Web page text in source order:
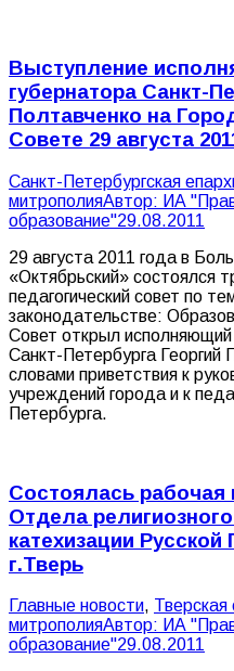
Выступление
губернатора Санкт-
Полтавченко на
Совете 29 августа
Санкт-Петербургская
митрополияАвтор: ИА
образование"29.08.2011
29 августа 2011 года в
«Октябрьский» состоялся
педагогический совет по
законодательстве:
Совет открыл исполняющий
Санкт-Петербурга Георгий
словами приветствия к
учреждений города и к
Петербурга.
Состоялась рабочая
Отдела
катехизации
г.Тверь
Главные новости, Тверская
митрополияАвтор: ИА
образование"29.08.2011